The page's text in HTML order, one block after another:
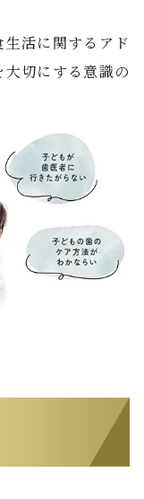
活に関するアド
切にする意識の